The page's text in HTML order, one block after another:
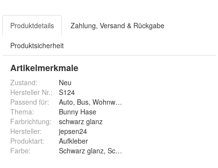
Produktdetails Zahlung, Versand & Rückgabe
Produktsicherheit
Artikelmerkmale
Zustand:
Neu
Hersteller Nr.:
S124
Passend für:
Auto, Bus, Wohnwagen, Wand, Fenster, Laptop
Thema:
Bunny Hase
Farbrichtung:
schwarz glanz
Hersteller:
jepsen24
Produktart:
Aufkleber
Farbe: Schwarz glanz, Schwarz matt, Weiß glanz, Weiß